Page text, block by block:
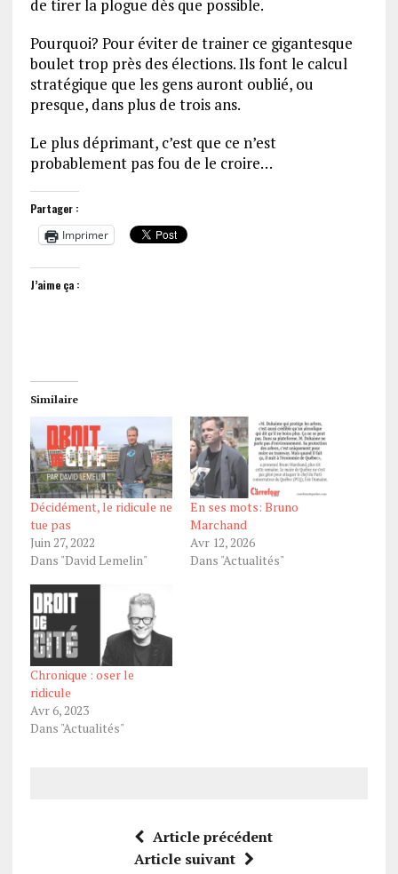
de tirer la plogue dès que possible.
Pourquoi? Pour éviter de trainer ce gigantesque
boulet trop près des élections. Ils font le calcul
stratégique que les gens auront oublié, ou
presque, dans plus de trois ans.
Le plus déprimant, c’est que ce n’est
probablement pas fou de le croire…
Partager :
Imprimer
J’aime ça :
Similaire
Décidément, le ridicule ne
tue pas
Juin 27, 2022
Dans "David Lemelin"
En ses mots: Bruno
Marchand
Avr 12, 2026
Dans "Actualités"
Chronique : oser le
ridicule
Avr 6, 2023
Dans "Actualités"
Article précédent
Article suivant